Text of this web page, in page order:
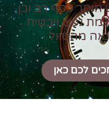
חוסך כסף רב וכן
נפש ויבטיח
מהטיול
לכם כאן